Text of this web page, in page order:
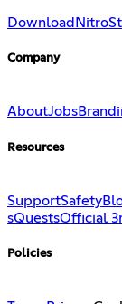
Download Nitro
Company
AboutJobs
Resources
SupportSafety
sQuestsOfficial
Policies